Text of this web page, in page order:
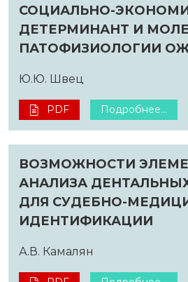
СОЦИАЛЬНО-
ДЕТЕРМИНАНТ И
ПАТОФИЗИОЛОГИИ
Ю.Ю. Швец
PDF Подробнее...
ВОЗМОЖНОСТИ
АНАЛИЗА
ДЛЯ СУДЕБНО-
ИДЕНТИФИКАЦИИ
А.В. Камалян